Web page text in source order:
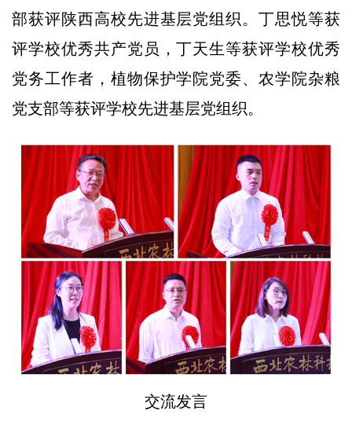
部获评陕西高校先进基层党组织。丁思悦等获
评学校优秀共产党员，丁天生等获评学校优秀
党务工作者，植物保护学院党委、农学院杂粮
党支部等获评学校先进基层党组织。
交流发言